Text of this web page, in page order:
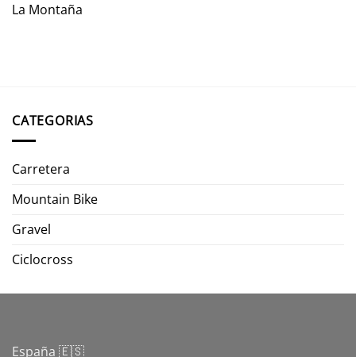
La Montaña
CATEGORIAS
Carretera
Mountain Bike
Gravel
Ciclocross
España 🇪🇸